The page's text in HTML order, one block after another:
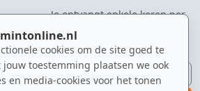
cookies om de site goed te
toestemming plaatsen we ook
en media-cookies voor het tonen
Je ontvangt enkele keren per
jaar een e-mail met het
laatste badmintonnieuws.
E-mailadres